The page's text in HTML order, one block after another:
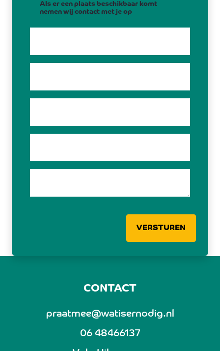
Als er een plaats beschikbaar komt
nemen wij contact met je op
VERSTUREN
CONTACT
praatmee@watisernodig.nl
06 48466137